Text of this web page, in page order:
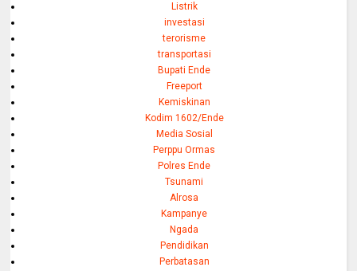
Listrik
investasi
terorisme
transportasi
Bupati Ende
Freeport
Kemiskinan
Kodim 1602/Ende
Media Sosial
Perppu Ormas
Polres Ende
Tsunami
Alrosa
Kampanye
Ngada
Pendidikan
Perbatasan